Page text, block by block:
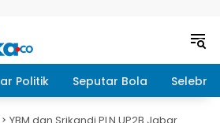
Politik Seputar Bola